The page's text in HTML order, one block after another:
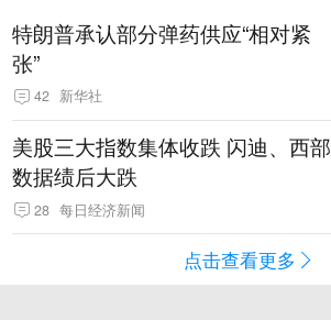
特朗普承认部分弹药供应“相对紧
张”
42 新华社
美股三大指数集体收跌 闪迪、西部
数据绩后大跌
28 每日经济新闻
点击查看更多